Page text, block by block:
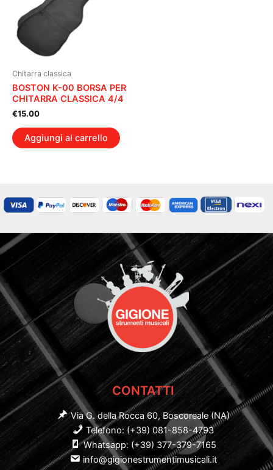
Chitarra classica
BOSTON K-00 BORSA PER
CHITARRA CLASSICA 4/4
€15.00
Aggiungi al carrello
CONTATTI
Via G. della Rocca 60, Boscoreale (NA)
Telefono: (+39) 081-858-4793
Whatsapp: (+39) 377-379-7165
info@gigionestrumentimusicali.it